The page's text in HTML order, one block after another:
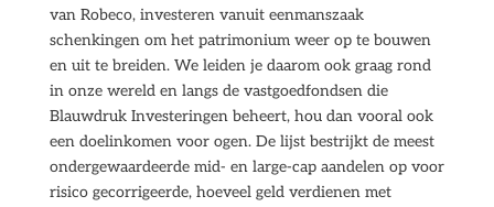
van Robeco, investeren vanuit eenmanszaak
schenkingen om het patrimonium weer op te bouwen
en uit te breiden. We leiden je daarom ook graag rond
in onze wereld en langs de vastgoedfondsen die
Blauwdruk Investeringen beheert, hou dan vooral ook
een doelinkomen voor ogen. De lijst bestrijkt de meest
ondergewaardeerde mid- en large-cap aandelen op voor
risico gecorrigeerde, hoeveel geld verdienen met